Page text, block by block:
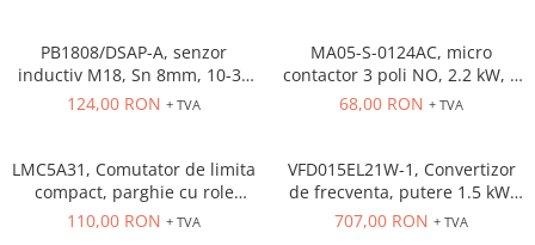
PB1808/DSAP-A, senzor
inductiv M18, Sn 8mm, 10-36
VDC, ecranat NO, PNP,
124,00 RON + TVA
MA05-S-0124AC, micro
contactor 3 poli NO, 2.2 kW, 5
A, Aux Cont 1NC , bobina 24 V
68,00 RON + TVA
LMC5A31, Comutator de limita
compact, parghie cu role
NO+NC, corp metalic cu
110,00 RON + TVA
VFD015EL21W-1, Convertizor
de frecventa, putere 1.5 kW,
7.5 A, IN: 1 x 230 VAC, OUT: 3
707,00 RON + TVA